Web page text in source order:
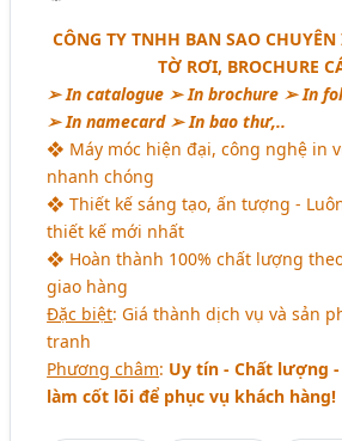
CÔNG TY TNHH BAN SAO
TỜ RƠI, BROCHURE
➢ In catalogue ➢ In brochure ➢ In
➢ In namecard ➢ In bao thư,..
❖ Máy móc hiện đại, công nghệ in
nhanh chóng
❖ Thiết kế sáng tạo, ấn tượng -
thiết kế mới nhất
❖ Hoàn thành 100% chất lượng
giao hàng
Đặc biệt: Giá thành dịch vụ và sản
tranh
Phương châm: Uy tín - Chất lượng
làm cốt lõi để phục vụ khách hàng!